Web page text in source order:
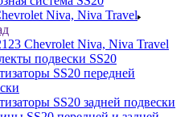
Niva, Niva Travel
Chevrolet Niva, Niva Travel
подвески SS20
SS20 передней
SS20 задней подвески